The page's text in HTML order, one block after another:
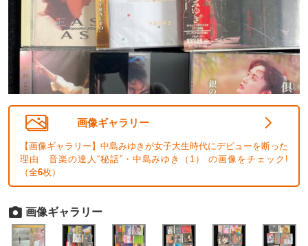
画像ギャラリー
【画像ギャラリー】中島みゆきが女子大生時代にデビューを断った
理由 音楽の達人“秘話”・中島みゆき（1） の画像をチェック!
（全6枚）
画像ギャラリー